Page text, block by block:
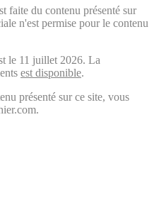
faite du contenu présenté sur
n'est permise pour le contenu
le 11 juillet 2026. La
est disponible.
présenté sur ce site, vous